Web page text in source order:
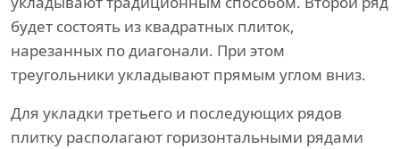
будет состоять из квадратных плиток,
нарезанных по диагонали. При этом
треугольники укладывают прямым углом вниз.
Для укладки третьего и последующих рядов
плитку располагают горизонтальными рядами